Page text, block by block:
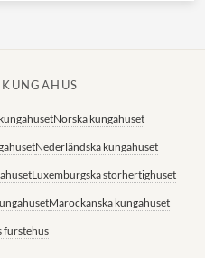
Norska kungahuset
Nederländska kungahuset
Luxemburgska storhertighuset
Marockanska kungahuset
furstehus